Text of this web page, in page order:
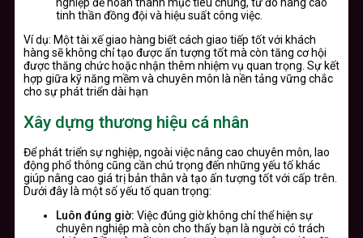
nghiệp để hoàn thành mục tiêu chung, từ đó nâng cao
tinh thần đồng đội và hiệu suất công việc.
Ví dụ: Một tài xế giao hàng biết cách giao tiếp tốt với khách
hàng sẽ không chỉ tạo được ấn tượng tốt mà còn tăng cơ hội
được thăng chức hoặc nhận thêm nhiệm vụ quan trọng. Sự kết
hợp giữa kỹ năng mềm và chuyên môn là nền tảng vững chắc
cho sự phát triển dài hạn
Xây dựng thương hiệu cá nhân
Để phát triển sự nghiệp, ngoài việc nâng cao chuyên môn, lao
động phổ thông cũng cần chú trọng đến những yếu tố khác
giúp nâng cao giá trị bản thân và tạo ấn tượng tốt với cấp trên.
Dưới đây là một số yếu tố quan trọng:
Luôn đúng giờ: Việc đúng giờ không chỉ thể hiện sự
chuyên nghiệp mà còn cho thấy bạn là người có trách